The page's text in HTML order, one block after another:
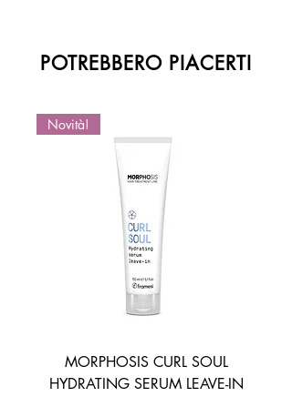
POTREBBERO PIACERTI
Novità!
MORPHOSIS CURL SOUL
HYDRATING SERUM LEAVE-IN